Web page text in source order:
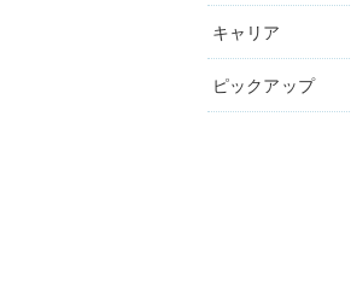
キャリア
ピックアップ